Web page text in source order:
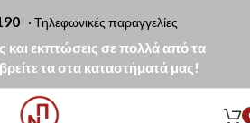
· Τηλεφωνικές παραγγελίες
και εκπτώσεις σε πολλά από τα
τα στα καταστήματά μας!